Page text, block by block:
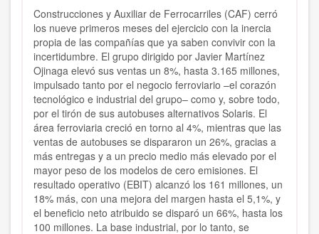
Construcciones y Auxiliar de Ferrocarriles (CAF) cerró
los nueve primeros meses del ejercicio con la inercia
propia de las compañías que ya saben convivir con la
incertidumbre. El grupo dirigido por Javier Martínez
Ojinaga elevó sus ventas un 8%, hasta 3.165 millones,
impulsado tanto por el negocio ferroviario –el corazón
tecnológico e industrial del grupo– como y, sobre todo,
por el tirón de sus autobuses alternativos Solaris. El
área ferroviaria creció en torno al 4%, mientras que las
ventas de autobuses se dispararon un 26%, gracias a
más entregas y a un precio medio más elevado por el
mayor peso de los modelos de cero emisiones. El
resultado operativo (EBIT) alcanzó los 161 millones, un
18% más, con una mejora del margen hasta el 5,1%, y
el beneficio neto atribuido se disparó un 66%, hasta los
100 millones. La base industrial, por lo tanto, se